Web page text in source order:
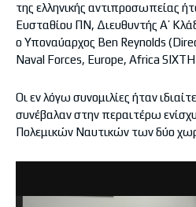
της ελληνικής αντιπροσωπείας
Ευσταθίου ΠΝ, Διευθυντής Α’
ο Υποναύαρχος Ben Reynolds
Naval Forces, Europe, Africa
Οι εν λόγω συνομιλίες ήταν
συνέβαλαν στην περαιτέρω
Πολεμικών Ναυτικών των δύο